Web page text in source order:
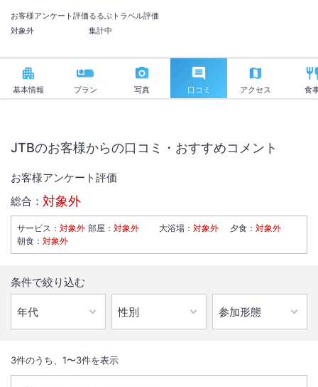
お客様アンケート評価
対象外
るるぶトラベル評価
集計中
基本情報 プラン 写真 口コミ アクセス 食
JTBのお客様からの口コミ・おすすめコメント
お客様アンケート評価
総合： 対象外
サービス ： 対象外 部屋 ： 対象外 大浴場 ： 対象外 夕食 ： 対象外
朝食 ： 対象外
条件で絞り込む
3件のうち、 1〜3件を表示